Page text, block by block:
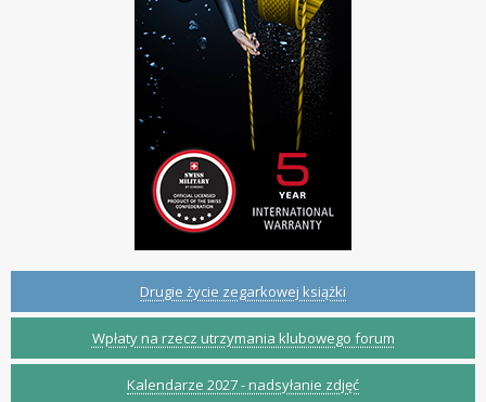
Drugie życie zegarkowej książki
Wpłaty na rzecz utrzymania klubowego forum
Kalendarze 2027 - nadsyłanie zdjęć